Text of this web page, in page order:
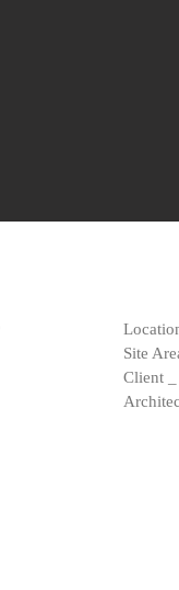
Site
Client